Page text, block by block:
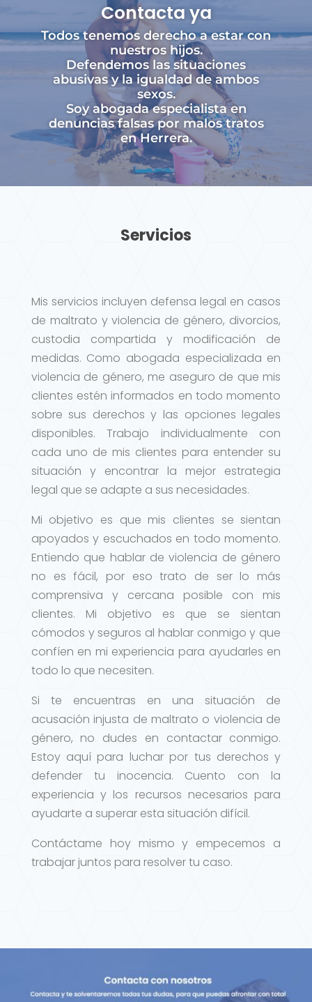
Contacta ya
Todos tenemos derecho a estar con
nuestros hijos.
Defendemos las situaciones
abusivas y la igualdad de ambos
sexos.
Soy abogada especialista en
denuncias falsas por malos tratos
en Herrera.
Servicios
Mis servicios incluyen defensa legal en casos
de maltrato y violencia de género, divorcios,
custodia compartida y modificación de
medidas. Como abogada especializada en
violencia de género, me aseguro de que mis
clientes estén informados en todo momento
sobre sus derechos y las opciones legales
disponibles. Trabajo individualmente con
cada uno de mis clientes para entender su
situación y encontrar la mejor estrategia
legal que se adapte a sus necesidades.
Mi objetivo es que mis clientes se sientan
apoyados y escuchados en todo momento.
Entiendo que hablar de violencia de género
no es fácil, por eso trato de ser lo más
comprensiva y cercana posible con mis
clientes. Mi objetivo es que se sientan
cómodos y seguros al hablar conmigo y que
confíen en mi experiencia para ayudarles en
todo lo que necesiten.
Si te encuentras en una situación de
acusación injusta de maltrato o violencia de
género, no dudes en contactar conmigo.
Estoy aquí para luchar por tus derechos y
defender tu inocencia. Cuento con la
experiencia y los recursos necesarios para
ayudarte a superar esta situación difícil.
Contáctame hoy mismo y empecemos a
trabajar juntos para resolver tu caso.